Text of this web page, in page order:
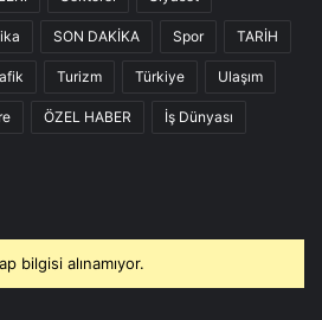
SON DAKİKA Spor TARİH
Turizm Türkiye Ulaşım
ÖZEL HABER İş Dünyası
bilgisi alınamıyor.